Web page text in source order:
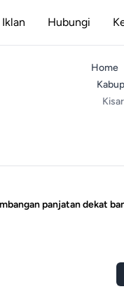
Iklan Hubungi
Home
panjatan dekat